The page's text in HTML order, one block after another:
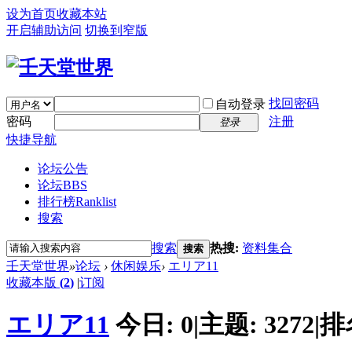
设为首页收藏本站
开启辅助访问 切换到窄版
自动登录 找回密码
密码
登录
注册
快捷导航
论坛公告
论坛BBS
排行榜Ranklist
搜索
搜索 搜索 热搜: 资料集合
壬天堂世界»论坛 › 休闲娱乐› エリア11
收藏本版 (2) |订阅
エリア11 今日: 0|主题: 3272|排